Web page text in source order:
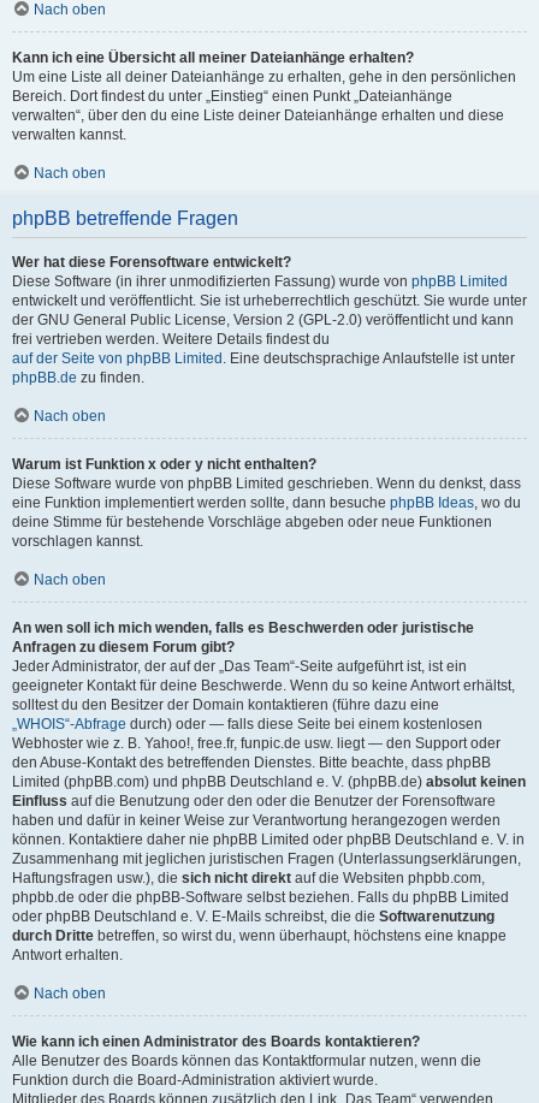
Nach oben
Kann ich eine Übersicht all meiner Dateianhänge erhalten?
Um eine Liste all deiner Dateianhänge zu erhalten, gehe in den persönlichen
Bereich. Dort findest du unter „Einstieg“ einen Punkt „Dateianhänge
verwalten“, über den du eine Liste deiner Dateianhänge erhalten und diese
verwalten kannst.
Nach oben
phpBB betreffende Fragen
Wer hat diese Forensoftware entwickelt?
Diese Software (in ihrer unmodifizierten Fassung) wurde von phpBB Limited
entwickelt und veröffentlicht. Sie ist urheberrechtlich geschützt. Sie wurde unter
der GNU General Public License, Version 2 (GPL-2.0) veröffentlicht und kann
frei vertrieben werden. Weitere Details findest du
auf der Seite von phpBB Limited . Eine deutschsprachige Anlaufstelle ist unter
phpBB.de zu finden.
Nach oben
Warum ist Funktion x oder y nicht enthalten?
Diese Software wurde von phpBB Limited geschrieben. Wenn du denkst, dass
eine Funktion implementiert werden sollte, dann besuche phpBB Ideas, wo du
deine Stimme für bestehende Vorschläge abgeben oder neue Funktionen
vorschlagen kannst.
Nach oben
An wen soll ich mich wenden, falls es Beschwerden oder juristische
Anfragen zu diesem Forum gibt?
Jeder Administrator, der auf der „Das Team“-Seite aufgeführt ist, ist ein
geeigneter Kontakt für deine Beschwerde. Wenn du so keine Antwort erhältst,
solltest du den Besitzer der Domain kontaktieren (führe dazu eine
„WHOIS“-Abfrage durch) oder — falls diese Seite bei einem kostenlosen
Webhoster wie z. B. Yahoo!, free.fr, funpic.de usw. liegt — den Support oder
den Abuse-Kontakt des betreffenden Dienstes. Bitte beachte, dass phpBB
Limited (phpBB.com) und phpBB Deutschland e. V. (phpBB.de) absolut keinen
Einfluss auf die Benutzung oder den oder die Benutzer der Forensoftware
haben und dafür in keiner Weise zur Verantwortung herangezogen werden
können. Kontaktiere daher nie phpBB Limited oder phpBB Deutschland e. V. in
Zusammenhang mit jeglichen juristischen Fragen (Unterlassungserklärungen,
Haftungsfragen usw.), die sich nicht direkt auf die Websiten phpbb.com,
phpbb.de oder die phpBB-Software selbst beziehen. Falls du phpBB Limited
oder phpBB Deutschland e. V. E-Mails schreibst, die die Softwarenutzung
durch Dritte betreffen, so wirst du, wenn überhaupt, höchstens eine knappe
Antwort erhalten.
Nach oben
Wie kann ich einen Administrator des Boards kontaktieren?
Alle Benutzer des Boards können das Kontaktformular nutzen, wenn die
Funktion durch die Board-Administration aktiviert wurde.
Mitglieder des Boards können zusätzlich den Link „Das Team“ verwenden.